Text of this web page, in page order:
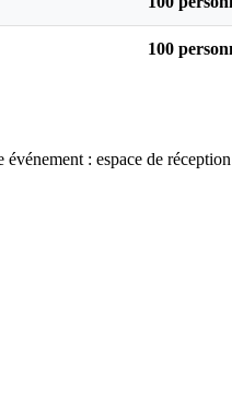
100
: espace de